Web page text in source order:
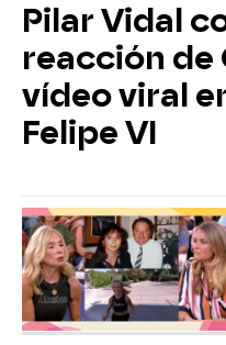
Pilar Vidal
reacción de
vídeo viral
Felipe VI